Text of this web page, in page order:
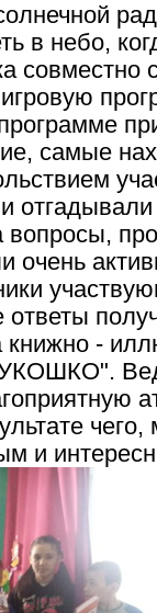
в небо,
совместно
игровую
самые
отгадывали
очень
ответы
-
и